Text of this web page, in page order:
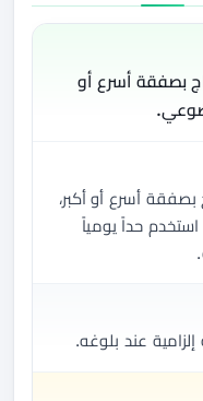
بصفقة أسرع أو
بصفقة أسرع أو أكبر،
حداً يومياً
عند بلوغه.